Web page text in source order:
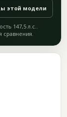
этой модели
147,5 л.с..
сравнения.